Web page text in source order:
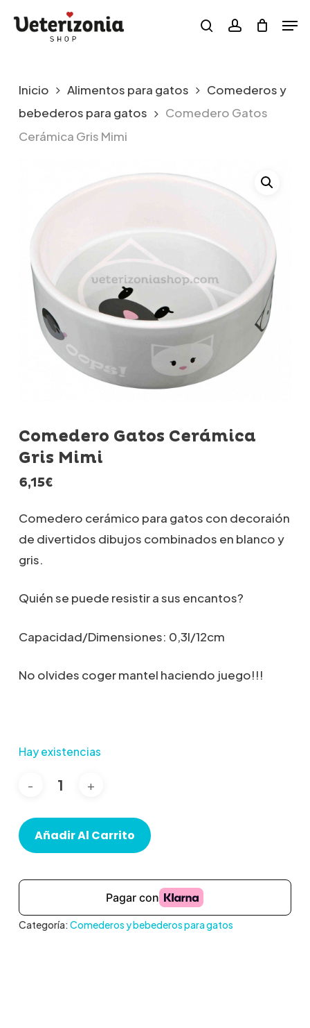
searchaccount
Inicio Alimentos para gatos
Comederos y
bebederos para gatos
Comedero Gatos
Cerámica Gris Mimi
Comedero Gatos Cerámica
Gris Mimi
6,15€
Comedero cerámico para gatos con decoraión
de divertidos dibujos combinados en blanco y
gris.
Quién se puede resistir a sus encantos?
Capacidad/Dimensiones: 0,3l/12cm
No olvides coger mantel haciendo juego!!!
Hay existencias
Añadir Al Carrito
Categoría: Comederos y bebederos para gatos